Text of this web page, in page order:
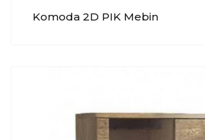
Komoda 2D PIK Mebin